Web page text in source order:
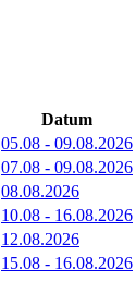
Datum
05.08 - 09.08.2026
07.08 - 09.08.2026
08.08.2026
10.08 - 16.08.2026
12.08.2026
15.08 - 16.08.2026